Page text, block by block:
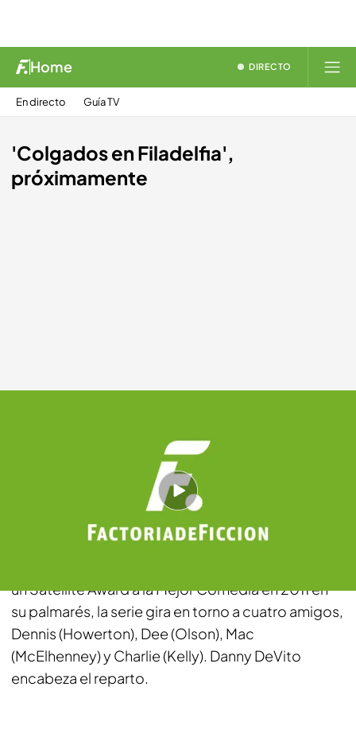
Home DIRECTO
En directo Guía TV
'Colgados en Filadelfia',
próximamente
Irreverente, hilarante y políticamente incorrecta,
un Satellite Award a la Mejor Comedia en 2011 en
su palmarés, la serie gira en torno a cuatro amigos,
Dennis (Howerton), Dee (Olson), Mac
(McElhenney) y Charlie (Kelly). Danny DeVito
encabeza el reparto.